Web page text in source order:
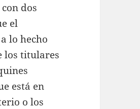
dos
el
lo hecho
los titulares
está en
o los